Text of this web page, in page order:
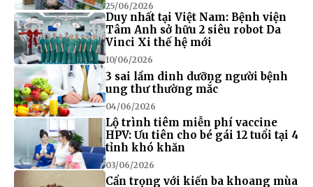
25/06/2026
Duy nhất tại Việt Nam: Bệnh viện
Tâm Anh sở hữu 2 siêu robot Da
Vinci Xi thế hệ mới
10/06/2026
3 sai lầm dinh dưỡng người bệnh
ung thư thường mắc
04/06/2026
Lộ trình tiêm miễn phí vaccine
HPV: Ưu tiên cho bé gái 12 tuổi tại 4
tỉnh khó khăn
03/06/2026
Cẩn trọng với kiến ba khoang mùa